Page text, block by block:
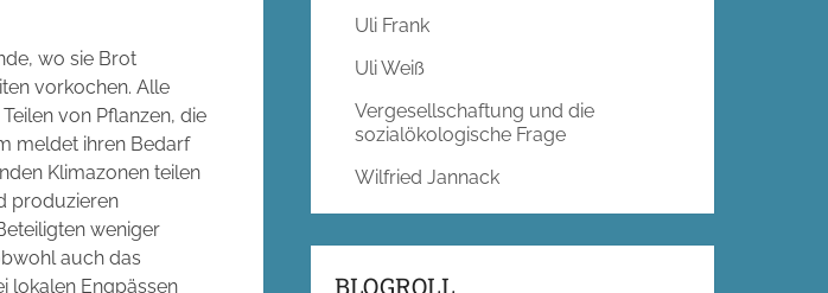
wo sie Brot
vorkochen. Alle
von Pflanzen, die
meldet ihren Bedarf
Klimazonen teilen
produzieren
weniger
auch das
lokalen Engpässen
Uli Frank
Uli Weiß
Vergesellschaftung und die
sozialökologische Frage
Wilfried Jannack
BLOGROLL